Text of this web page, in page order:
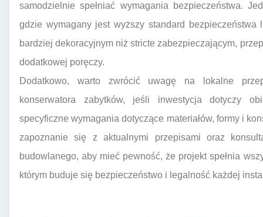
samodzielnie spełniać wymagania bezpieczeństwa.
gdzie wymagany jest wyższy standard
bardziej dekoracyjnym niż stricte zabezpieczającym,
dodatkowej poręczy.
Dodatkowo, warto zwrócić uwagę na lokalne
konserwatora zabytków, jeśli inwestycja dotyczy
specyficzne wymagania dotyczące materiałów, formy i
zapoznanie się z aktualnymi przepisami oraz
budowlanego, aby mieć pewność, że projekt spełnia
którym buduje się bezpieczeństwo i legalność każdej